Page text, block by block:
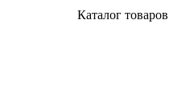
Каталог товаров